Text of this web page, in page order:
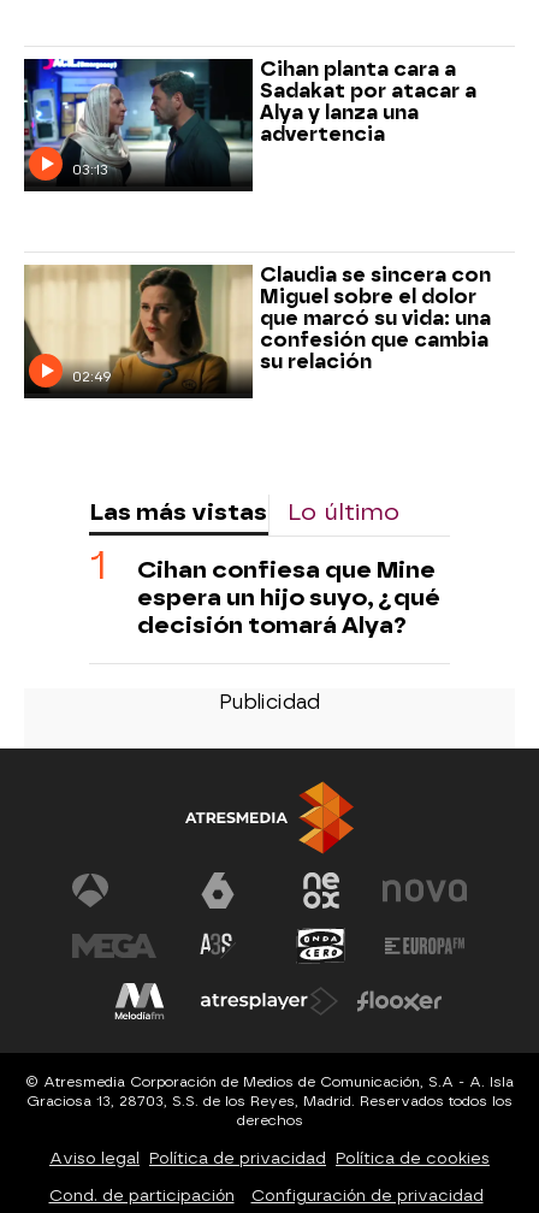
03:13
Cihan planta cara a
Sadakat por atacar a
Alya y lanza una
advertencia
02:49
Claudia se sincera con
Miguel sobre el dolor
que marcó su vida: una
confesión que cambia
su relación
Las más vistas Lo último
Cihan confiesa que Mine
espera un hijo suyo, ¿qué
decisión tomará Alya?
© Atresmedia Corporación de Medios de Comunicación, S.A - A. Isla
Graciosa 13, 28703, S.S. de los Reyes, Madrid. Reservados todos los
derechos
Aviso legal Política de privacidad Política de cookies
Cond. de participación Configuración de privacidad